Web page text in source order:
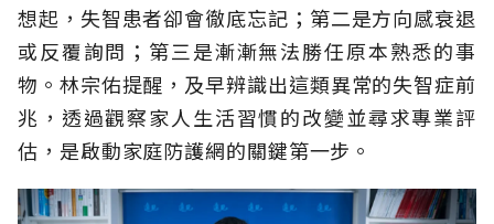
想起，失智患者卻會徹底忘記；第二是方向感衰退
或反覆詢問；第三是漸漸無法勝任原本熟悉的事
物。林宗佑提醒，及早辨識出這類異常的失智症前
兆，透過觀察家人生活習慣的改變並尋求專業評
估，是啟動家庭防護網的關鍵第一步。